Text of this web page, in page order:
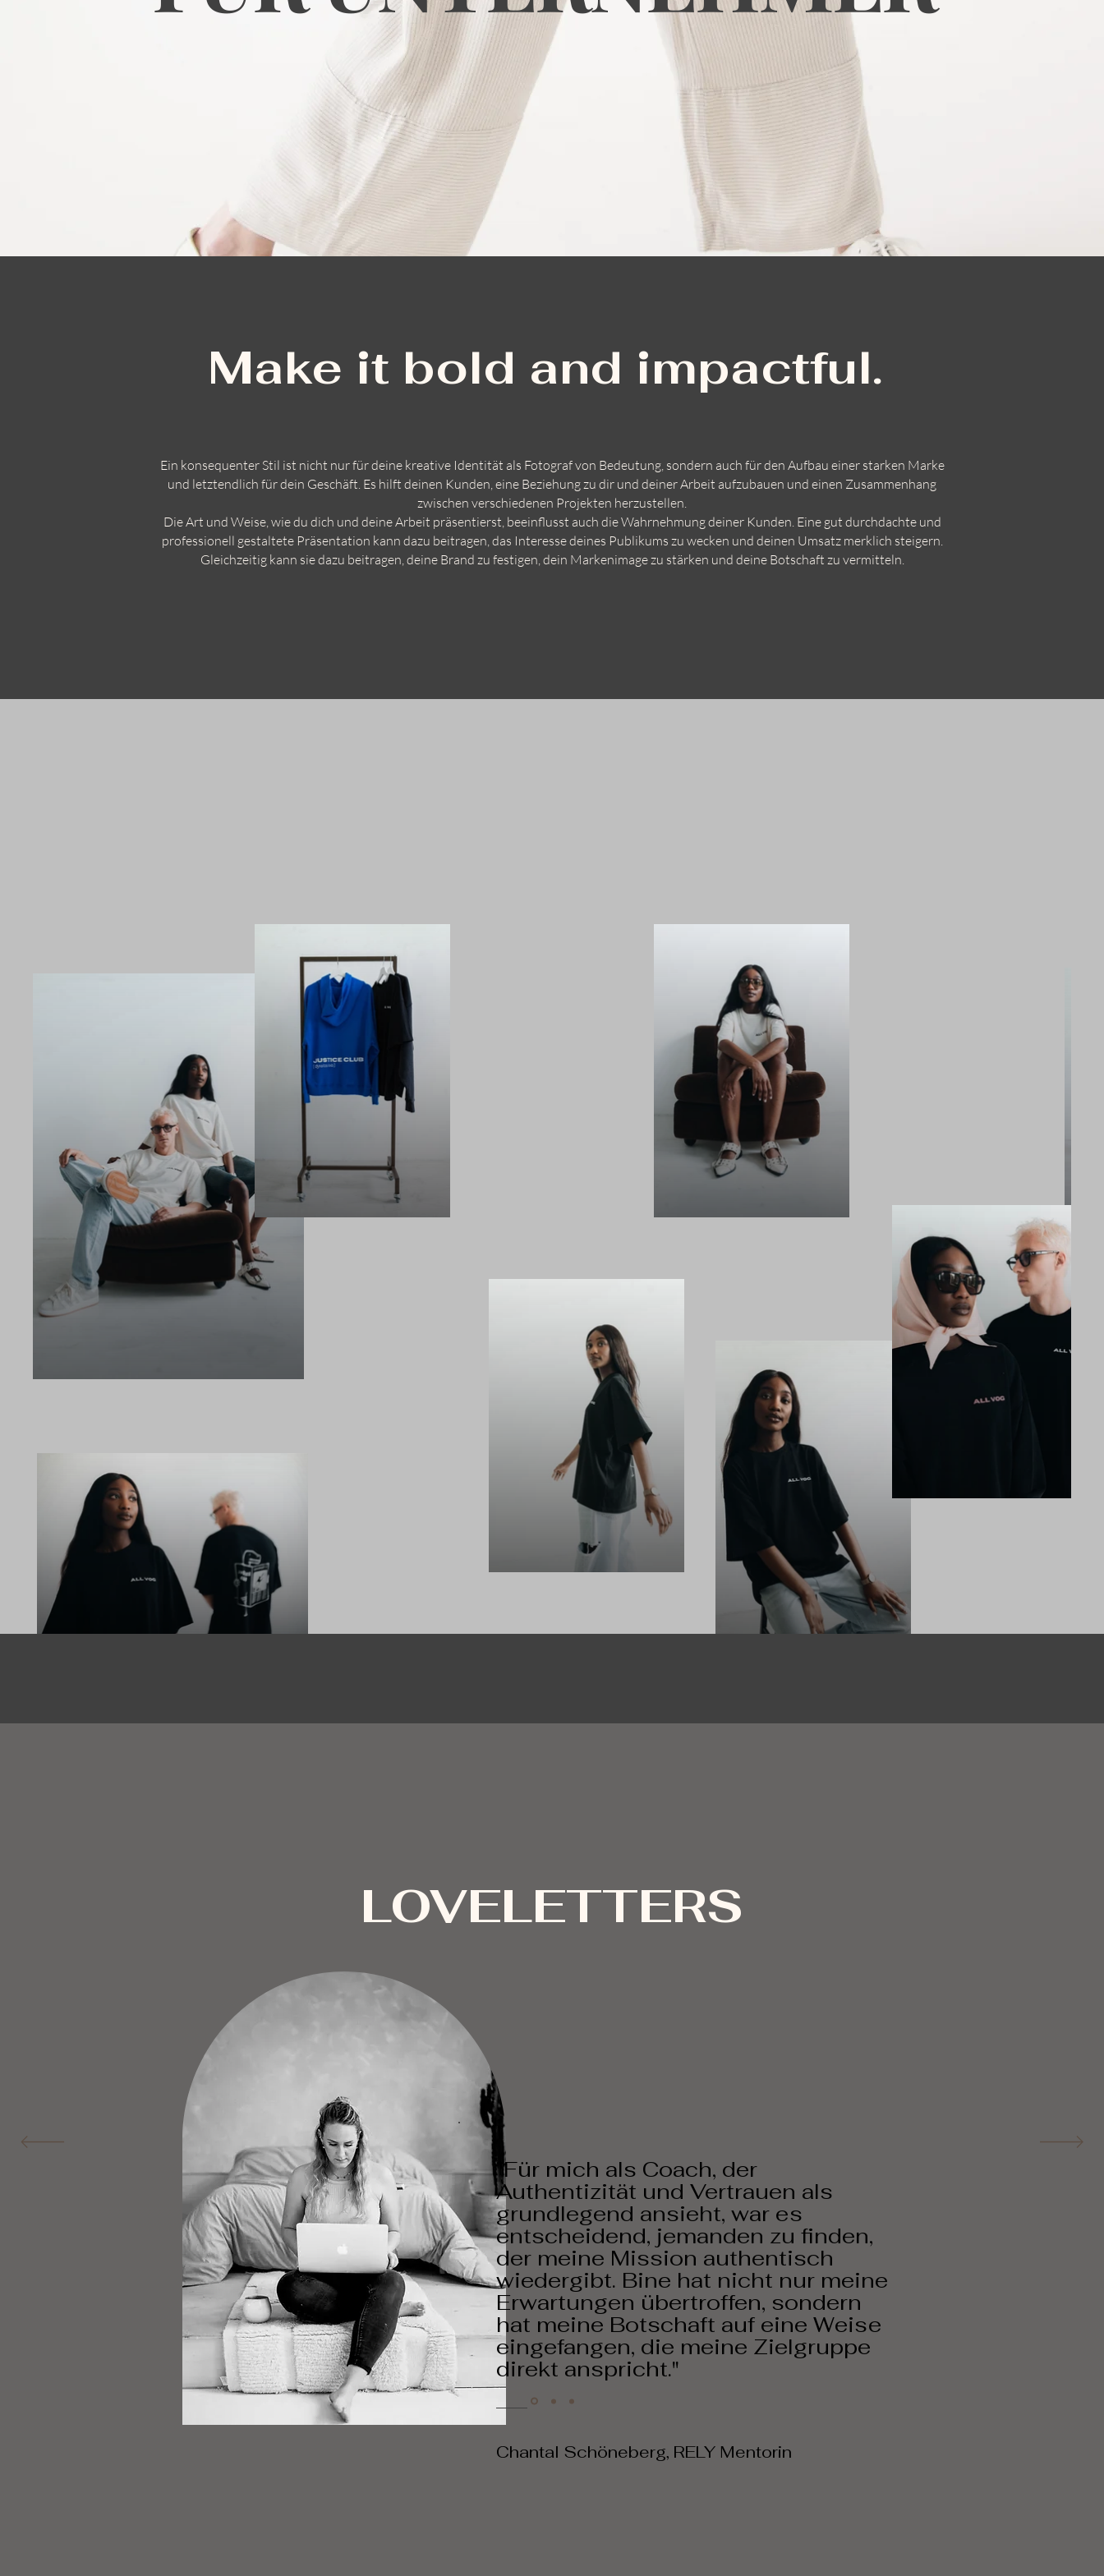
Start Now
Make it bold and impactful.
Ein konsequenter Stil ist nicht nur für deine kreative Identität als Fotograf von Bedeutung, sondern auch für den Aufbau einer starken Marke
und letztendlich für dein Geschäft. Es hilft deinen Kunden, eine Beziehung zu dir und deiner Arbeit aufzubauen und einen Zusammenhang
zwischen verschiedenen Projekten herzustellen.
Die Art und Weise, wie du dich und deine Arbeit präsentierst, beeinflusst auch die Wahrnehmung deiner Kunden. Eine gut durchdachte und
professionell gestaltete Präsentation kann dazu beitragen, das Interesse deines Publikums zu wecken und deinen Umsatz merklich steigern.
Gleichzeitig kann sie dazu beitragen, deine Brand zu festigen, dein Markenimage zu stärken und deine Botschaft zu vermitteln.
LOVELETTERS
"Für mich als Coach, der
Authentizität und Vertrauen als
grundlegend ansieht, war es
entscheidend, jemanden zu finden,
der meine Mission authentisch
wiedergibt. Bine hat nicht nur meine
Erwartungen übertroffen, sondern
hat meine Botschaft auf eine Weise
eingefangen, die meine Zielgruppe
direkt anspricht."
Chantal Schöneberg, RELY Mentorin